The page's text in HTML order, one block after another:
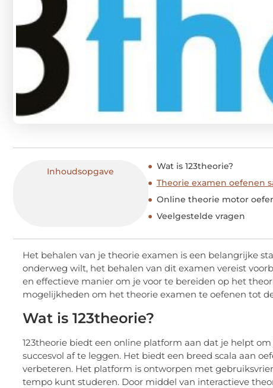
Inhoudsopgave
Wat is 123theorie?
Theorie examen oefenen
Online theorie motor
Veelgestelde vragen
Het behalen van je theorie examen is een belangrijke
onderweg wilt, het behalen van dit examen vereist
en effectieve manier om je voor te bereiden op het
mogelijkheden om het theorie examen te oefenen tot
Wat is 123theorie?
123theorie biedt een online platform aan dat je helpt
succesvol af te leggen. Het biedt een breed scala aan
verbeteren. Het platform is ontworpen met
tempo kunt studeren. Door middel van interactieve